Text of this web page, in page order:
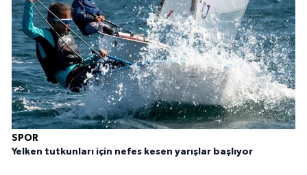
SPOR
Yelken tutkunları için nefes kesen yarışlar başlıyor